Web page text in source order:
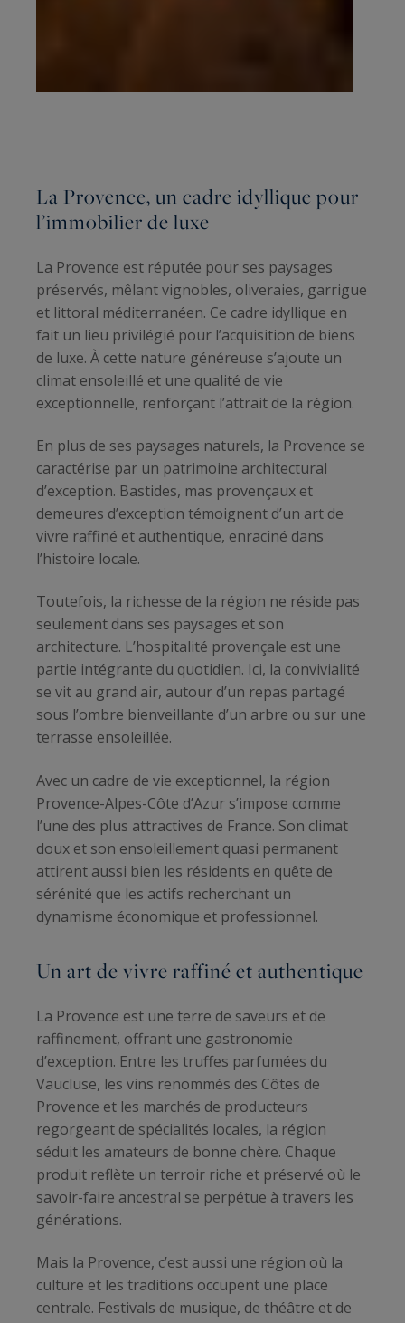
La Provence, un cadre idyllique pour
l’immobilier de luxe
La Provence est réputée pour ses paysages
préservés, mêlant vignobles, oliveraies, garrigue
et littoral méditerranéen. Ce cadre idyllique en
fait un lieu privilégié pour l’acquisition de biens
de luxe. À cette nature généreuse s’ajoute un
climat ensoleillé et une qualité de vie
exceptionnelle, renforçant l’attrait de la région.
En plus de ses paysages naturels, la Provence se
caractérise par un patrimoine architectural
d’exception. Bastides, mas provençaux et
demeures d’exception témoignent d’un art de
vivre raffiné et authentique, enraciné dans
l’histoire locale.
Toutefois, la richesse de la région ne réside pas
seulement dans ses paysages et son
architecture. L’hospitalité provençale est une
partie intégrante du quotidien. Ici, la convivialité
se vit au grand air, autour d’un repas partagé
sous l’ombre bienveillante d’un arbre ou sur une
terrasse ensoleillée.
Avec un cadre de vie exceptionnel, la région
Provence-Alpes-Côte d’Azur s’impose comme
l’une des plus attractives de France. Son climat
doux et son ensoleillement quasi permanent
attirent aussi bien les résidents en quête de
sérénité que les actifs recherchant un
dynamisme économique et professionnel.
Un art de vivre raffiné et authentique
La Provence est une terre de saveurs et de
raffinement, offrant une gastronomie
d’exception. Entre les truffes parfumées du
Vaucluse, les vins renommés des Côtes de
Provence et les marchés de producteurs
regorgeant de spécialités locales, la région
séduit les amateurs de bonne chère. Chaque
produit reflète un terroir riche et préservé où le
savoir-faire ancestral se perpétue à travers les
générations.
Mais la Provence, c’est aussi une région où la
culture et les traditions occupent une place
centrale. Festivals de musique, de théâtre et de